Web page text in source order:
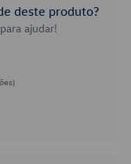
deste produto?
ajudar!